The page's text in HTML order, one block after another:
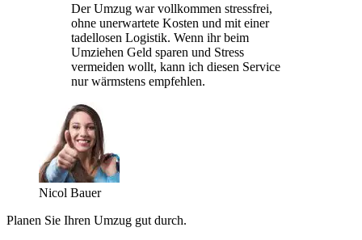
Der Umzug war vollkommen stressfrei,
ohne unerwartete Kosten und mit einer
tadellosen Logistik. Wenn ihr beim
Umziehen Geld sparen und Stress
vermeiden wollt, kann ich diesen Service
nur wärmstens empfehlen.
Nicol Bauer
Planen Sie Ihren Umzug gut durch.